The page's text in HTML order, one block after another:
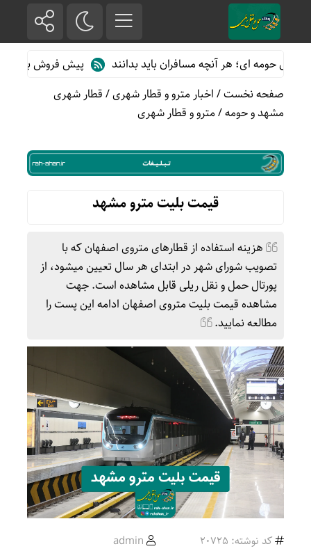
ای؛ هر آنچه مسافران باید بدانند
پیش فروش بلیت قطارهای
صفحه نخست/اخبار مترو و قطار شهری/قطار شهری
مشهد و حومه/مترو و قطار شهری
قیمت بلیت مترو مشهد
هزینه استفاده از قطارهای متروی اصفهان که با
تصویب شورای شهر در ابتدای هر سال تعیین میشود، از
پورتال حمل و نقل ریلی قابل مشاهده است. جهت
مشاهده قیمت بلیت متروی اصفهان ادامه این پست را
مطالعه نمایید.
کد نوشته: 20725
admin